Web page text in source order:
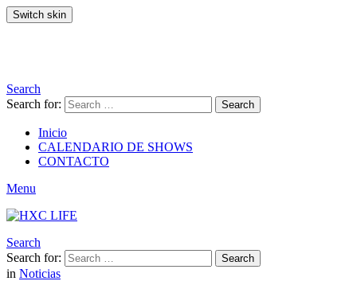
Switch skin
Search
Search for:
Search
Inicio
CALENDARIO DE SHOWS
CONTACTO
Menu
Search
Search for:
Search
in Noticias